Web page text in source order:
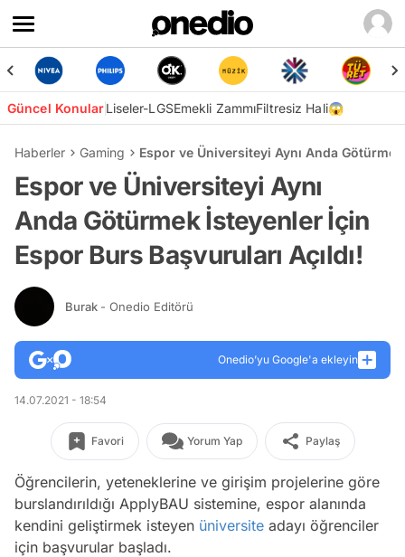
Güncel KonularLiseler-LGSEmekli ZammıFiltresiz Hali😱
Haberler Gaming Espor ve Üniversiteyi Aynı Anda
Espor ve Üniversiteyi Aynı
Anda Götürmek İsteyenler İçin
Espor Burs Başvuruları Açıldı!
Burak - Onedio Editörü
Onedio’yu Google'a ekleyin
14.07.2021 - 18:54
Favori Yorum Yap Paylaş
Öğrencilerin, yeteneklerine ve girişim projelerine göre
burslandırıldığı ApplyBAU sistemine, espor alanında
kendini geliştirmek isteyen üniversite adayı öğrenciler
için başvurular başladı.